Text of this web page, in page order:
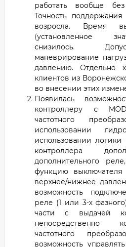
работать вообще без
Точность
возросла. Время
(установленное
снизилось.
маневрирование
давлению. Отдельно
клиентов из
во внесении этих
Появилась
контроллеру с
частотного
использовании
использовании
контроллера
дополнительного
функцию
верхнее/нижнее
возможность
реле (1 или 3-х
части с выдачей
непосредственно
частотного
возможность